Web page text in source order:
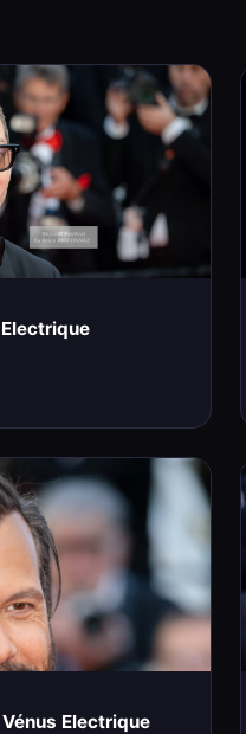
Electrique